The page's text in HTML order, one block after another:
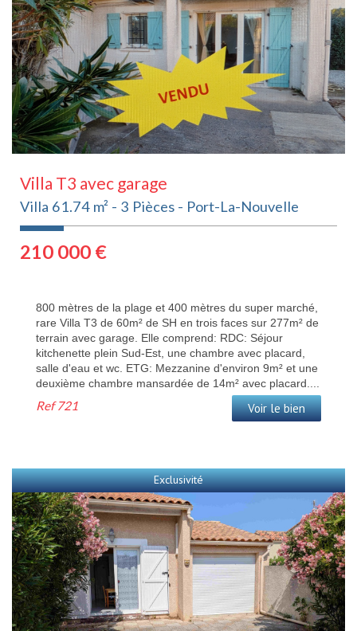
Villa T3 avec garage
Villa 61.74 m² - 3 Pièces - Port-La-Nouvelle
210 000 €
800 mètres de la plage et 400 mètres du super marché,
rare Villa T3 de 60m² de SH en trois faces sur 277m² de
terrain avec garage. Elle comprend: RDC: Séjour
kitchenette plein Sud-Est, une chambre avec placard,
salle d'eau et wc. ETG: Mezzanine d'environ 9m² et une
deuxième chambre mansardée de 14m² avec placard....
Ref721 Voir le bien
Exclusivité